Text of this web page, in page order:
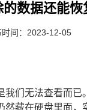
数据还能
时间：2023-12-05
我们无法查看而
然藏在硬盘里面